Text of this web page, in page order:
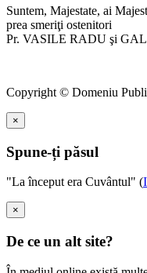
Suntem, Majestate, ai
prea smeriţi ostenitori
Pr. VASILE RADU şi
Copyright © Domeniu
×
Spune-ți păsul
"La început era Cuvântul" (
×
De ce un alt site?